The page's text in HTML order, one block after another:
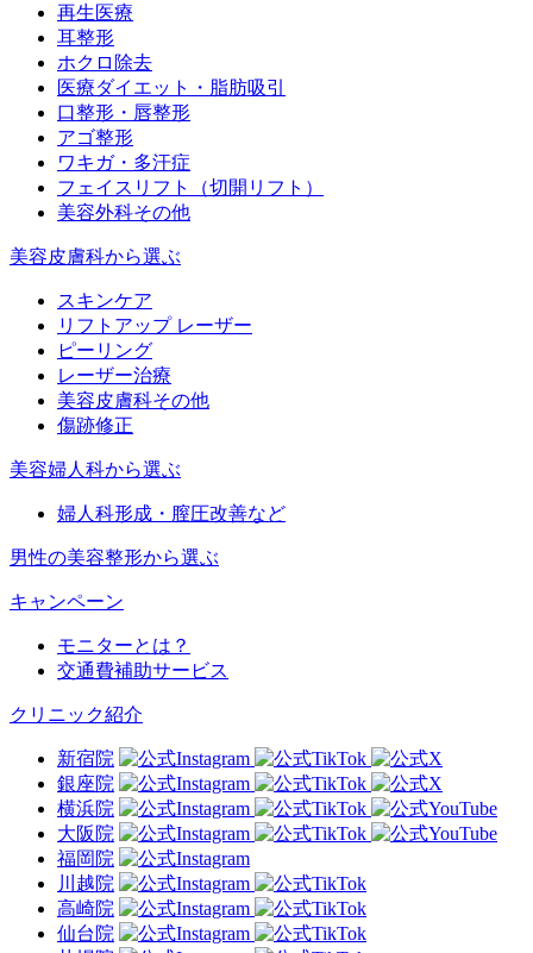
再生医療
耳整形
ホクロ除去
医療ダイエット・脂肪吸引
口整形・唇整形
アゴ整形
ワキガ・多汗症
フェイスリフト（切開リフト）
美容外科その他
美容皮膚科から選ぶ
スキンケア
リフトアップ レーザー
ピーリング
レーザー治療
美容皮膚科その他
傷跡修正
美容婦人科から選ぶ
婦人科形成・膣圧改善など
男性の美容整形から選ぶ
キャンペーン
モニターとは？
交通費補助サービス
クリニック紹介
新宿院
銀座院
横浜院
大阪院
福岡院
川越院
高崎院
仙台院